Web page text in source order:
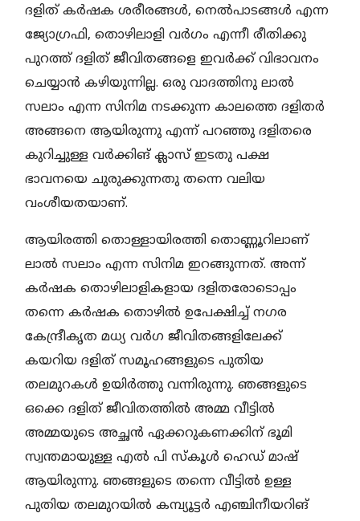
ദളിത് കർഷക ശരീരങ്ങൾ, നെൽപാടങ്ങൾ എന്ന
ജ്യോഗ്രഫി, തൊഴിലാളി വർഗം എന്നീ രീതിക്കു
പുറത്ത് ദളിത് ജീവിതങ്ങളെ ഇവർക്ക് വിഭാവനം
ചെയ്യാൻ കഴിയുന്നില്ല. ഒരു വാദത്തിനു ലാൽ
സലാം എന്ന സിനിമ നടക്കുന്ന കാലത്തെ ദളിതർ
അങ്ങനെ ആയിരുന്നു എന്ന് പറഞ്ഞു ദളിതരെ
കുറിച്ചുള്ള വർക്കിങ് ക്ലാസ് ഇടതു പക്ഷ
ഭാവനയെ ചുരുക്കുന്നതു തന്നെ വലിയ
വംശീയതയാണ്.
ആയിരത്തി തൊള്ളായിരത്തി തൊണ്ണൂറിലാണ്
ലാൽ സലാം എന്ന സിനിമ ഇറങ്ങുന്നത്. അന്ന്
കർഷക തൊഴിലാളികളായ ദളിതരോടൊപ്പം
തന്നെ കർഷക തൊഴിൽ ഉപേക്ഷിച്ച് നഗര
കേന്ദ്രീകൃത മധ്യ വർഗ ജീവിതങ്ങളിലേക്ക്
കയറിയ ദളിത് സമൂഹങ്ങളുടെ പുതിയ
തലമുറകൾ ഉയിർത്തു വന്നിരുന്നു. ഞങ്ങളുടെ
ഒക്കെ ദളിത് ജീവിതത്തിൽ അമ്മ വീട്ടിൽ
അമ്മയുടെ അച്ഛൻ ഏക്കറുകണക്കിന് ഭൂമി
സ്വന്തമായുള്ള എൽ പി സ്‌കൂൾ ഹെഡ് മാഷ്
ആയിരുന്നു. ഞങ്ങളുടെ തന്നെ വീട്ടിൽ ഉള്ള
പുതിയ തലമുറയിൽ കമ്പ്യൂട്ടർ എഞ്ചിനീയറിങ്